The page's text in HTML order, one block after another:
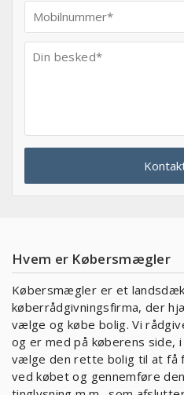
Hvem er Købersmægler
Købersmægler er et
køberrådgivningsfirma, der
vælge og købe bolig. Vi
og er med på køberens side,
vælge den rette bolig til at få
ved købet og gennemføre